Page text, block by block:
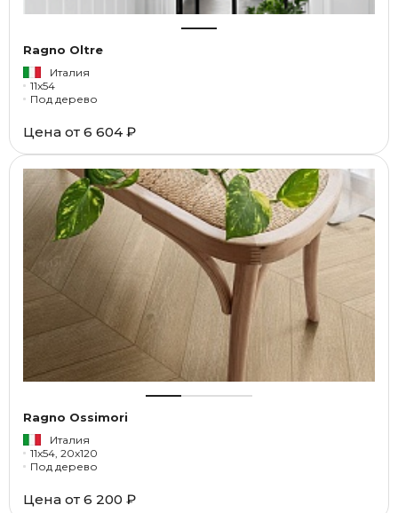
Ragno Oltre
Италия
11x54
Под дерево
Цена от 6 604 ₽
Ragno Ossimori
Италия
11x54, 20x120
Под дерево
Цена от 6 200 ₽